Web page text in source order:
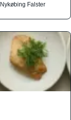
Nykøbing Falster